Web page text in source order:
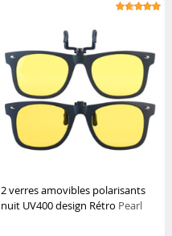
2 verres amovibles polarisants
nuit UV400 design Rétro Pearl